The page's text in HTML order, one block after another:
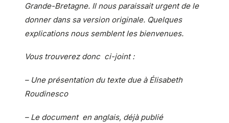
Grande-Bretagne. Il nous paraissait urgent de le
donner dans sa version originale. Quelques
explications nous semblent les bienvenues.
Vous trouverez donc ci-joint :
– Une présentation du texte due à Élisabeth
Roudinesco
– Le document en anglais, déjà publié